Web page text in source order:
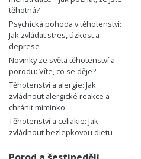
těhotná?
Psychická pohoda v těhotenství:
Jak zvládat stres, úzkost a
deprese
Novinky ze světa těhotenství a
porodu: Víte, co se děje?
Těhotenství a alergie: Jak
zvládnout alergické reakce a
chránit miminko
Těhotenství a celiakie: Jak
zvládnout bezlepkovou dietu